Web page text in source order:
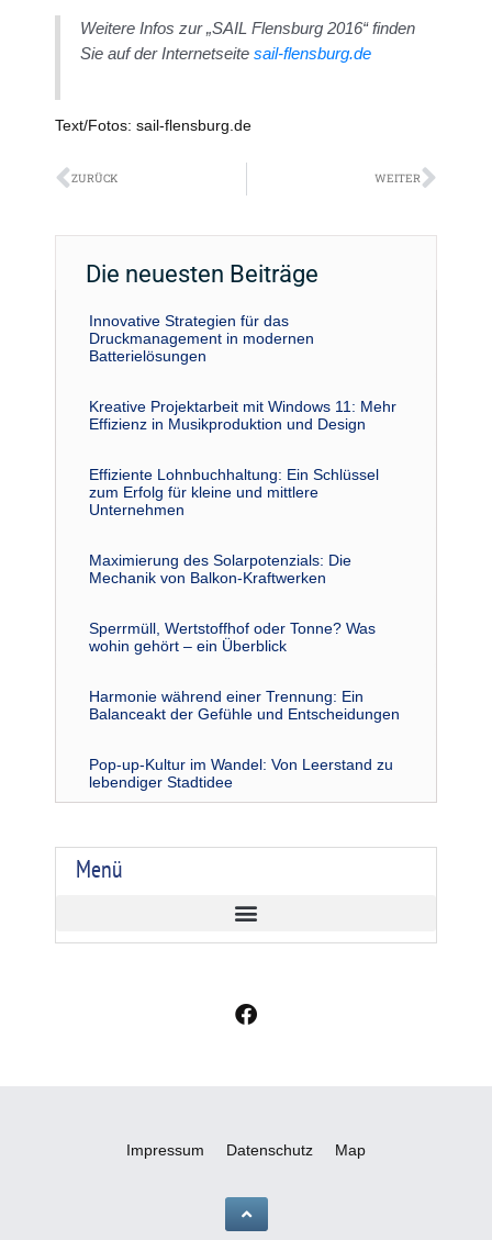
Weitere Infos zur „SAIL Flensburg 2016“ finden
Sie auf der Internetseitesail-flensburg.de
Text/Fotos: sail-flensburg.de
Zurück
ZURÜCK WEITER
Die neuesten Beiträge
Innovative Strategien für das
Druckmanagement in modernen
Batterielösungen
Kreative Projektarbeit mit Windows 11: Mehr
Effizienz in Musikproduktion und Design
Effiziente Lohnbuchhaltung: Ein Schlüssel
zum Erfolg für kleine und mittlere
Unternehmen
Maximierung des Solarpotenzials: Die
Mechanik von Balkon-Kraftwerken
Sperrmüll, Wertstoffhof oder Tonne? Was
wohin gehört – ein Überblick
Harmonie während einer Trennung: Ein
Balanceakt der Gefühle und Entscheidungen
Pop-up-Kultur im Wandel: Von Leerstand zu
lebendiger Stadtidee
Menü
F
a
o
k
Impressum Datenschutz Map